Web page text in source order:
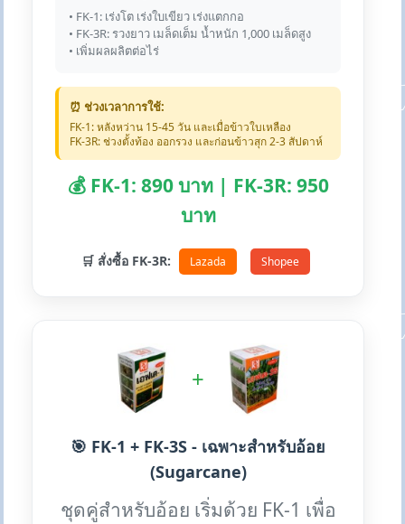
• FK-1: เร่งโต เร่งใบเขียว เร่งแตกกอ
• FK-3R: รวงยาว เมล็ดเต็ม น้ำหนัก 1,000 เมล็ดสูง
• เพิ่มผลผลิตต่อไร่
⏰ ช่วงเวลาการใช้:
FK-1: หลังหว่าน 15-45 วัน และเมื่อข้าวใบเหลือง
FK-3R: ช่วงตั้งท้อง ออกรวง และก่อนข้าวสุก 2-3 สัปดาห์
💰 FK-1: 890 บาท | FK-3R: 950
บาท
🛒 สั่งซื้อ FK-3R: Lazada Shopee
+
🎯 FK-1 + FK-3S - เฉพาะสำหรับอ้อย
(Sugarcane)
ชุดคู่สำหรับอ้อย เริ่มด้วย FK-1 เพื่อ